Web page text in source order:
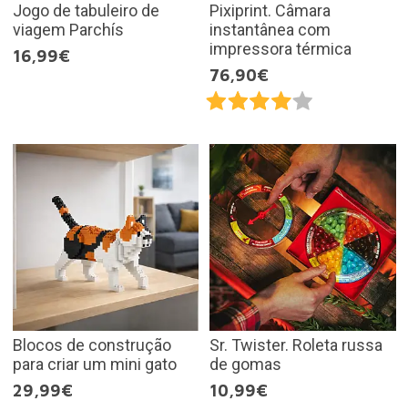
Jogo de tabuleiro de
viagem Parchís
16,99€
Pixiprint. Câmara
instantânea com
impressora térmica
76,90€
Blocos de construção
para criar um mini gato
29,99€
Sr. Twister. Roleta russa
de gomas
10,99€